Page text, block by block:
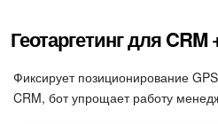
Геотаргетинг для CRM
Фиксирует позиционирование
CRM, бот упрощает работу